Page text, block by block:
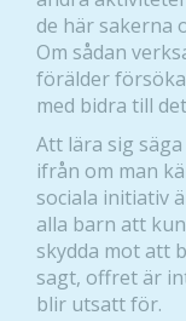
de här sakerna
Om sådan
förälder
med bidra till
Att lära sig
ifrån om man
sociala initiativ
alla barn att
skydda mot att
sagt, offret är
blir utsatt för.